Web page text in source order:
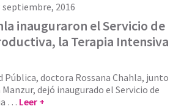
septiembre, 2016
inauguraron el Servicio de
la Terapia Intensiva
Pública, doctora Rossana Chahla, junto
dejó inaugurado el Servicio de
… Leer +